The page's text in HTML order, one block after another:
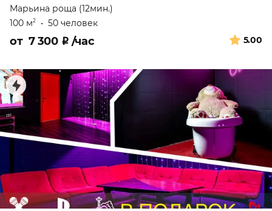
Марьина роща (12мин.)
100 м2 • 50 человек
5.00
от 7 300 ₽ /час